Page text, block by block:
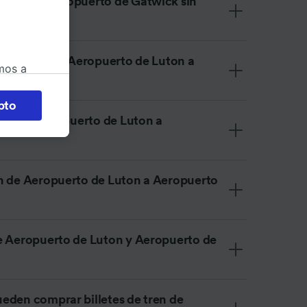
viajar de Aeropuerto de Luton a
de Aeropuerto de Luton a
de Aeropuerto de Luton a Aeropuerto
Aeropuerto de Luton y Aeropuerto de
comprar billetes de tren de
a
la
no se
ello.
las